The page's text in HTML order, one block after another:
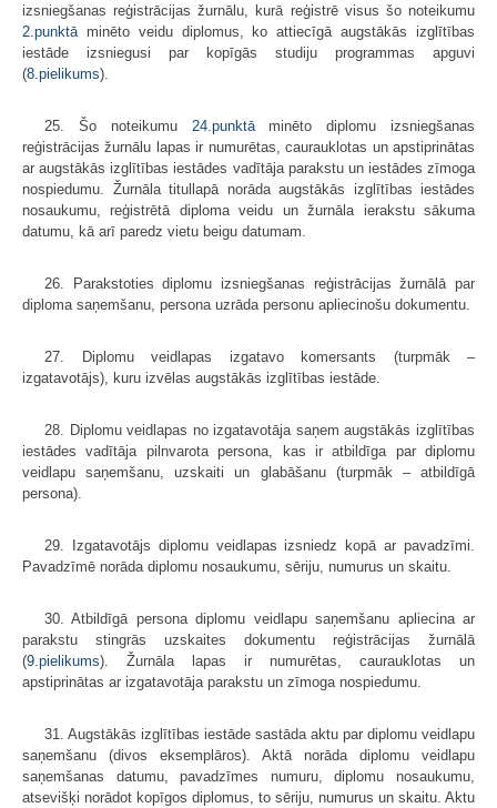
izsniegšanas reģistrācijas žurnālu, kurā reģistrē visus šo noteikumu
2.punktāminēto veidu diplomus, ko attiecīgā augstākās izglītības
iestāde izsniegusi par kopīgās studiju programmas apguvi
(8.pielikums).
25. Šo noteikumu 24.punktāminēto diplomu izsniegšanas
reģistrācijas žurnālu lapas ir numurētas, caurauklotas un apstiprinātas
ar augstākās izglītības iestādes vadītāja parakstu un iestādes zīmoga
nospiedumu. Žurnāla titullapā norāda augstākās izglītības iestādes
nosaukumu, reģistrētā diploma veidu un žurnāla ierakstu sākuma
datumu, kā arī paredz vietu beigu datumam.
26. Parakstoties diplomu izsniegšanas reģistrācijas žurnālā par
diploma saņemšanu, persona uzrāda personu apliecinošu dokumentu.
27. Diplomu veidlapas izgatavo komersants (turpmāk –
izgatavotājs), kuru izvēlas augstākās izglītības iestāde.
28. Diplomu veidlapas no izgatavotāja saņem augstākās izglītības
iestādes vadītāja pilnvarota persona, kas ir atbildīga par diplomu
veidlapu saņemšanu, uzskaiti un glabāšanu (turpmāk – atbildīgā
persona).
29. Izgatavotājs diplomu veidlapas izsniedz kopā ar pavadzīmi.
Pavadzīmē norāda diplomu nosaukumu, sēriju, numurus un skaitu.
30. Atbildīgā persona diplomu veidlapu saņemšanu apliecina ar
parakstu stingrās uzskaites dokumentu reģistrācijas žurnālā
(9.pielikums). Žurnāla lapas ir numurētas, caurauklotas un
apstiprinātas ar izgatavotāja parakstu un zīmoga nospiedumu.
31. Augstākās izglītības iestāde sastāda aktu par diplomu veidlapu
saņemšanu (divos eksemplāros). Aktā norāda diplomu veidlapu
saņemšanas datumu, pavadzīmes numuru, diplomu nosaukumu,
atsevišķi norādot kopīgos diplomus, to sēriju, numurus un skaitu. Aktu